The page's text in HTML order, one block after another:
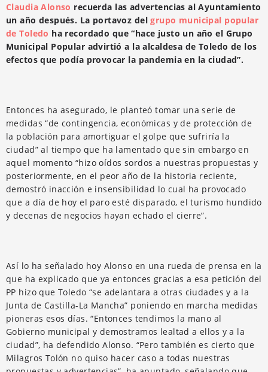
Claudia Alonso recuerda las advertencias al Ayuntamiento
un año después. La portavoz delgrupo municipal popular
de Toledo ha recordado que “hace justo un año el Grupo
Municipal Popular advirtió a la alcaldesa de Toledo de los
efectos que podía provocar la pandemia en la ciudad”.
Entonces ha asegurado, le planteó tomar una serie de
medidas “de contingencia, económicas y de protección de
la población para amortiguar el golpe que sufriría la
ciudad” al tiempo que ha lamentado que sin embargo en
aquel momento “hizo oídos sordos a nuestras propuestas y
posteriormente, en el peor año de la historia reciente,
demostró inacción e insensibilidad lo cual ha provocado
que a día de hoy el paro esté disparado, el turismo hundido
y decenas de negocios hayan echado el cierre”.
Así lo ha señalado hoy Alonso en una rueda de prensa en la
que ha explicado que ya entonces gracias a esa petición del
PP hizo que Toledo “se adelantara a otras ciudades y a la
Junta de Castilla-La Mancha” poniendo en marcha medidas
pioneras esos días. “Entonces tendimos la mano al
Gobierno municipal y demostramos lealtad a ellos y a la
ciudad”, ha defendido Alonso. “Pero también es cierto que
Milagros Tolón no quiso hacer caso a todas nuestras